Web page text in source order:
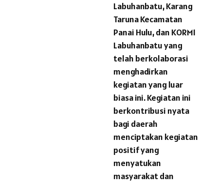
Labuhanbatu, Karang
Taruna Kecamatan
Panai Hulu, dan KORMI
Labuhanbatu yang
telah berkolaborasi
menghadirkan
kegiatan yang luar
biasa ini. Kegiatan ini
berkontribusi nyata
bagi daerah
menciptakan kegiatan
positif yang
menyatukan
masyarakat dan